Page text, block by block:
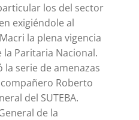
los del sector
exigiéndole al
la plena vigencia
la Paritaria Nacional.
serie de amenazas
Roberto
del SUTEBA.
de la